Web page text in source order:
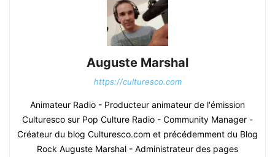
Auguste Marshal
https://culturesco.com
Animateur Radio - Producteur animateur de l'émission
Culturesco sur Pop Culture Radio - Community Manager -
Créateur du blog Culturesco.com et précédemment du Blog
Rock Auguste Marshal - Administrateur des pages